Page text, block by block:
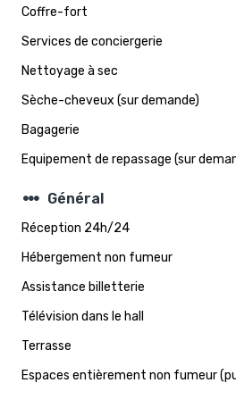
Coffre-fort
Services de conciergerie
Nettoyage à sec
Sèche-cheveux (sur demande)
Bagagerie
Equipement de repassage (sur
steppers Général
Réception 24h/24
Hébergement non fumeur
Assistance billetterie
Télévision dans le hall
Terrasse
Espaces entièrement non fumeur